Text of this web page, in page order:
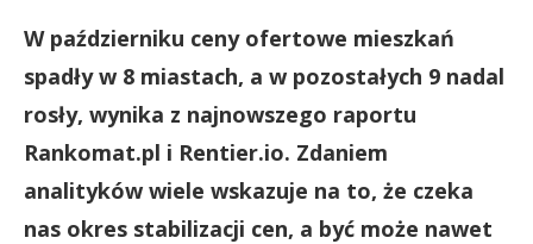
W październiku ceny ofertowe mieszkań
spadły w 8 miastach, a w pozostałych 9 nadal
rosły, wynika z najnowszego raportu
Rankomat.pl i Rentier.io. Zdaniem
analityków wiele wskazuje na to, że czeka
nas okres stabilizacji cen, a być może nawet